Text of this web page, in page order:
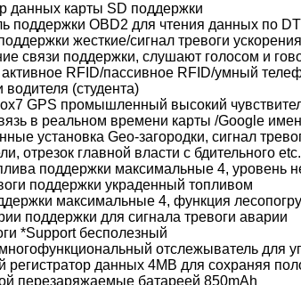
данных карты SD поддержки
поддержки OBD2 для чтения данных по
жесткие/сигнал тревоги ускорения
связи поддержки, слушают голосом и
RFID/пассивное RFID/умный
(студента)
GPS промышленный высокий
в реальном времени карты /Google
установка Geo-загородки, сигнал
отрезок главной власти с бдительного etc.
поддержки максимальные 4, уровень
поддержки украденный топливом
максимальные 4, функция
поддержки для сигнала тревоги аварии
*Support бесполезный
отслежыватель для
регистратор данных 4MB для сохраняя
перезаряжаемые батареей 850mAh